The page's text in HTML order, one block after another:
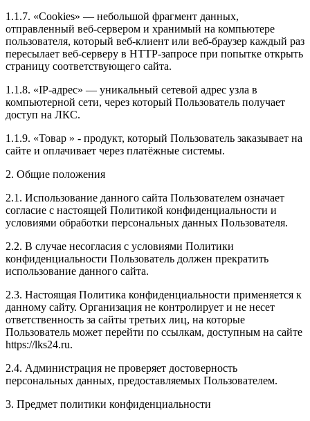
1.1.7. «Cookies» — небольшой фрагмент данных,
отправленный веб-сервером и хранимый на компьютере
пользователя, который веб-клиент или веб-браузер каждый раз
пересылает веб-серверу в HTTP-запросе при попытке открыть
страницу соответствующего сайта.
1.1.8. «IP-адрес» — уникальный сетевой адрес узла в
компьютерной сети, через который Пользователь получает
доступ на ЛКС.
1.1.9. «Товар » - продукт, который Пользователь заказывает на
сайте и оплачивает через платёжные системы.
2. Общие положения
2.1. Использование данного сайта Пользователем означает
согласие с настоящей Политикой конфиденциальности и
условиями обработки персональных данных Пользователя.
2.2. В случае несогласия с условиями Политики
конфиденциальности Пользователь должен прекратить
использование данного сайта.
2.3. Настоящая Политика конфиденциальности применяется к
данному сайту. Организация не контролирует и не несет
ответственность за сайты третьих лиц, на которые
Пользователь может перейти по ссылкам, доступным на сайте
https://lks24.ru.
2.4. Администрация не проверяет достоверность
персональных данных, предоставляемых Пользователем.
3. Предмет политики конфиденциальности